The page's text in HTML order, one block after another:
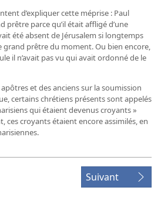
d’expliquer cette méprise : Paul
prêtre parce qu’il était affligé d’une
été absent de Jérusalem si longtemps
grand prêtre du moment. Ou bien encore,
il n’avait pas vu qui avait ordonné de le
et des anciens sur la soumission
certains chrétiens présents sont appelés
qui étaient devenus croyants »
ces croyants étaient encore assimilés, en
Suivant